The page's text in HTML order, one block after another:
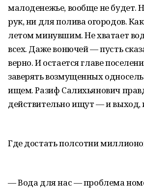
малоденежье, вообще не будет.
рук, ни для полива огородов.
летом минувшим. Не хватает
всех. Даже вонючей — пусть
верно. И остается главе
заверять возмущенных
ищем. Разиф Салихьянович
действительно ищут — и выход,
Где достать полсотни
— Вода для нас — проблема